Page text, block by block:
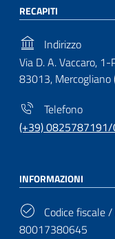
RECAPITI
Indirizzo
Via D. A. Vaccaro,
83013, Mercogliano
Telefono
(+39)
INFORMAZIONI
Codice fiscale
80017380645